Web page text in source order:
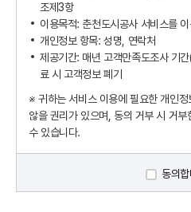
조제3항
이용목적: 춘천도시공사 서비스를
개인정보 항목: 성명, 연락처
제공기간: 매년 고객만족도조사 기
료 시 고객정보 폐기
※ 귀하는 서비스 이용에 필요한 개인
않을 권리가 있으며, 동의 거부 시 거
수 있습니다.
동의